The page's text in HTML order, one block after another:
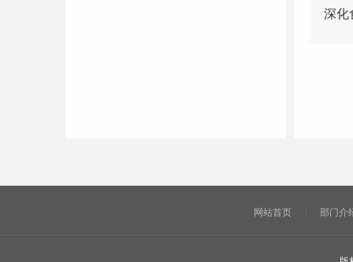
深化
网站首页 部门介